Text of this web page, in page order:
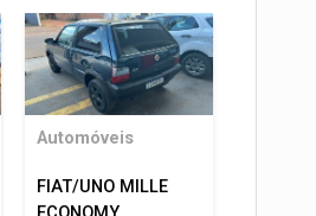
Automóveis
FIAT/UNO MILLE